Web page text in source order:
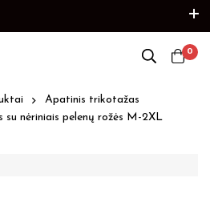
0
Apatinis trikotažas
su nėriniais pelenų rožės M-2XL